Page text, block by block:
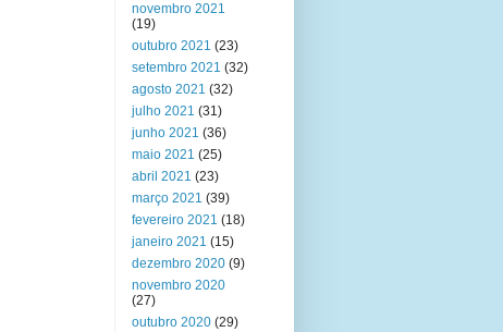
novembro 2021
(19)
outubro 2021 (23)
setembro 2021 (32)
agosto 2021 (32)
julho 2021 (31)
junho 2021 (36)
maio 2021 (25)
abril 2021 (23)
março 2021 (39)
fevereiro 2021 (18)
janeiro 2021 (15)
dezembro 2020 (9)
novembro 2020
(27)
outubro 2020 (29)